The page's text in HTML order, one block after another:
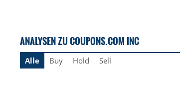
ANALYSEN ZU COUPONS.COM INC
Alle Buy Hold Sell